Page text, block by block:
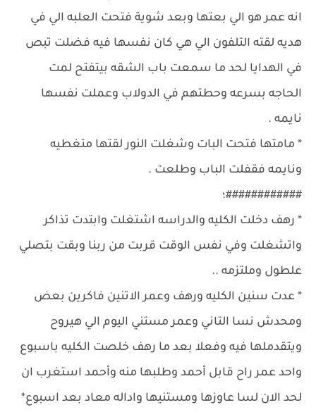
انه عمر هو الي بعتها وبعد شوية فتحت العلبه الي في
هديه لقته التلفون الي هي كان نفسها فيه فضلت تبص
في الهدايا لحد ما سمعت باب الشقه بيتفتح لمت
الحاجه بسرعه وحطتهم في الدولاب وعملت نفسها
نايمه .
* مامتها فتحت البات وشغلت النور لقتها متغطيه
ونايمه فقفلت الباب وطلعت .
############؛
* رهف دخلت الكليه والدراسه اشتغلت وابتدت تذاكر
واتشغلت وفي نفس الوقت قربت من ربنا وبقت بتصلي
علطول وملتزمه ..
* عدت سنين الكليه ورهف وعمر الاتنين فاكرين بعض
ومحدش نسا التاني وعمر مستني اليوم الي هيروح
ويتقدملها فيه وفعلا بعد ما رهف خلصت الكليه باسبوع
واحد عمر راح قابل أحمد وطلبها منه وأحمد استغرب ان
لحد الان لسا عاوزها ومستنيها واداله معاد بعد اسبوع*